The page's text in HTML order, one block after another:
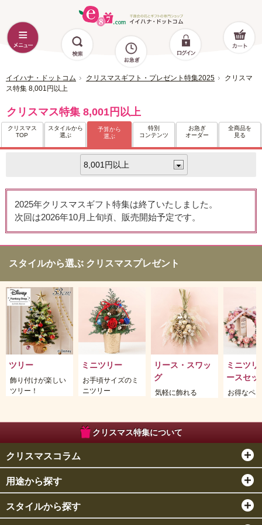
イイハナ・ドットコム クリスマスギフト・プレゼント特集2025
クリスマ
ス特集 8,001円以上
クリスマス特集 8,001円以上
クリスマス
TOP
スタイルから
選ぶ
予算から
選ぶ
特別
コンテンツ
お急ぎ
オーダー
全商品を
見る
2025年クリスマスギフト特集は終了いたしました。
次回は2026年10月上旬頃、販売開始予定です。
スタイルから選ぶ クリスマスプレゼント
ツリー
飾り付けが楽しい
ツリー！
ミニツリー
お手頃サイズのミ
ニツリー
リース・スワッ
グ
気軽に飾れる
ミニツリ
ースセッ
お得なペ
クリスマス特集について
クリスマスコラム
用途から探す
スタイルから探す